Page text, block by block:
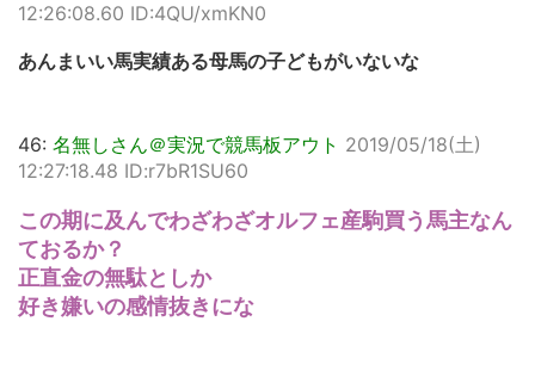
12:26:08.60 ID:4QU/xmKN0
あんまいい馬実績ある母馬の子どもがいないな
46: 名無しさん＠実況で競馬板アウト 2019/05/18(土)
12:27:18.48 ID:r7bR1SU60
この期に及んでわざわざオルフェ産駒買う馬主なん
ておるか？
正直金の無駄としか
好き嫌いの感情抜きにな